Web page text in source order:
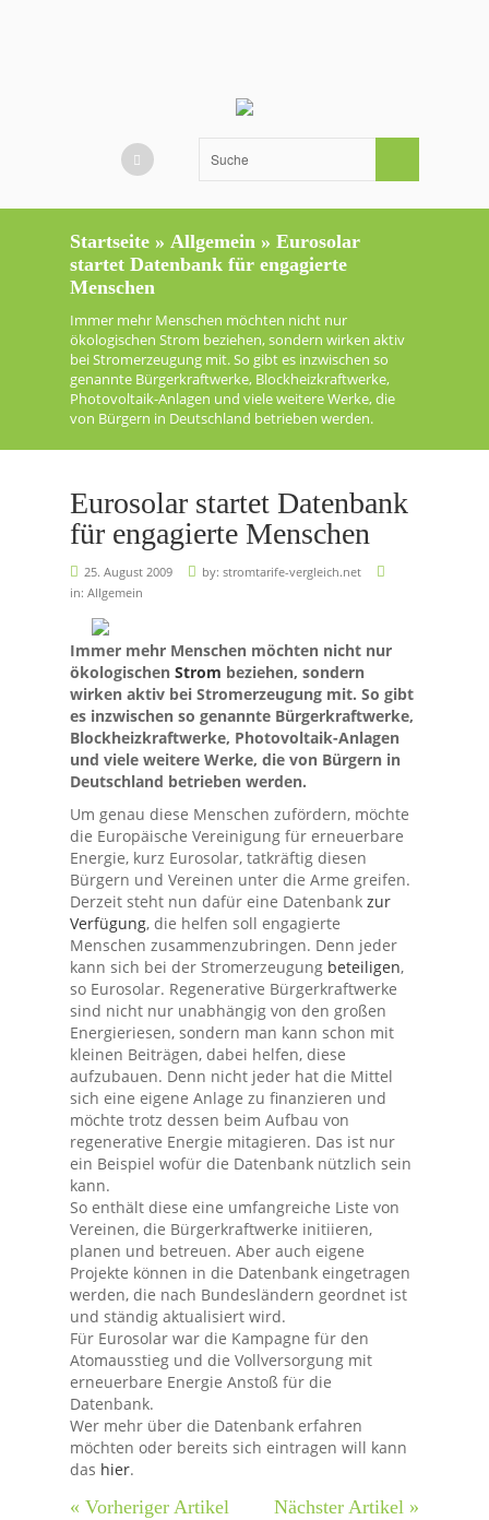
Startseite » Allgemein » Eurosolar
startet Datenbank für engagierte
Menschen
Immer mehr Menschen möchten nicht nur
ökologischen Strom beziehen, sondern wirken aktiv
bei Stromerzeugung mit. So gibt es inzwischen so
genannte Bürgerkraftwerke, Blockheizkraftwerke,
Photovoltaik-Anlagen und viele weitere Werke, die
von Bürgern in Deutschland betrieben werden.
Eurosolar startet Datenbank
für engagierte Menschen
25. August 2009 by: stromtarife-vergleich.net
in: Allgemein
Immer mehr Menschen möchten nicht nur
ökologischen Strom beziehen, sondern
wirken aktiv bei Stromerzeugung mit. So gibt
es inzwischen so genannte Bürgerkraftwerke,
Blockheizkraftwerke, Photovoltaik-Anlagen
und viele weitere Werke, die von Bürgern in
Deutschland betrieben werden.
Um genau diese Menschen zufördern, möchte
die Europäische Vereinigung für erneuerbare
Energie, kurz Eurosolar, tatkräftig diesen
Bürgern und Vereinen unter die Arme greifen.
Derzeit steht nun dafür eine Datenbank zur
Verfügung, die helfen soll engagierte
Menschen zusammenzubringen. Denn jeder
kann sich bei der Stromerzeugung beteiligen,
so Eurosolar. Regenerative Bürgerkraftwerke
sind nicht nur unabhängig von den großen
Energieriesen, sondern man kann schon mit
kleinen Beiträgen, dabei helfen, diese
aufzubauen. Denn nicht jeder hat die Mittel
sich eine eigene Anlage zu finanzieren und
möchte trotz dessen beim Aufbau von
regenerative Energie mitagieren. Das ist nur
ein Beispiel wofür die Datenbank nützlich sein
kann.
So enthält diese eine umfangreiche Liste von
Vereinen, die Bürgerkraftwerke initiieren,
planen und betreuen. Aber auch eigene
Projekte können in die Datenbank eingetragen
werden, die nach Bundesländern geordnet ist
und ständig aktualisiert wird.
Für Eurosolar war die Kampagne für den
Atomausstieg und die Vollversorgung mit
erneuerbare Energie Anstoß für die
Datenbank.
Wer mehr über die Datenbank erfahren
möchten oder bereits sich eintragen will kann
das hier.
« Vorheriger Artikel Nächster Artikel »